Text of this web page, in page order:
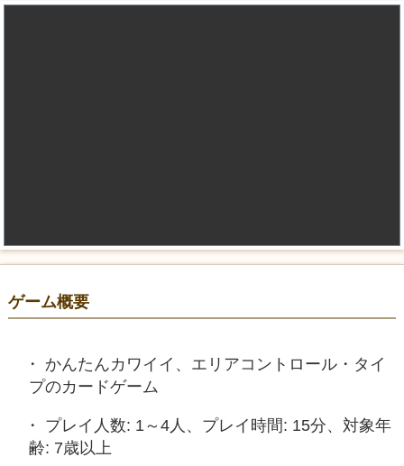
ゲーム概要
かんたんカワイイ、エリアコントロール・タイ
プのカードゲーム
プレイ人数: 1～4人、プレイ時間: 15分、対象年
齢: 7歳以上